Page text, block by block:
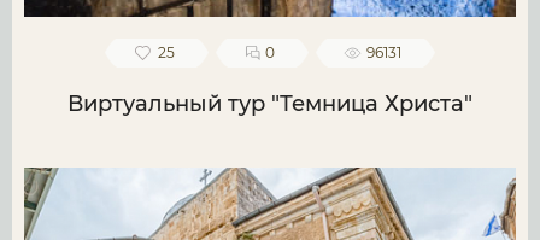
25 0 96131
Виртуальный тур "Темница Христа"